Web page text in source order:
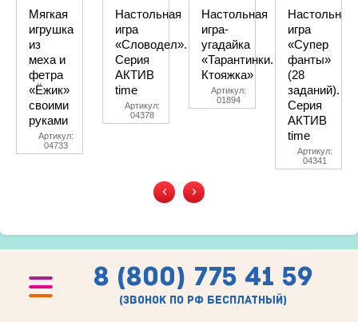
Мягкая
игрушка
из
меха и
фетра
«Ёжик»
своими
руками
Артикул:
04733
Настольная
игра
«Словодел».
Серия
АКТИВ
time
Артикул:
04378
Настольная
игра-
угадайка
«Тарантинки.
Ктояжка»
Артикул:
01894
Настольная
игра
«Супер
фанты»
(28
заданий).
Серия
АКТИВ
time
Артикул:
04341
‹ ›
8 (800) 775 41 59
(звонок по рф бесплатный)